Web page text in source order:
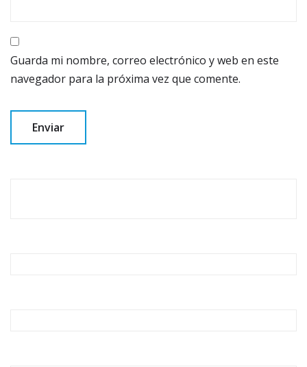
Guarda mi nombre, correo electrónico y web en este
navegador para la próxima vez que comente.